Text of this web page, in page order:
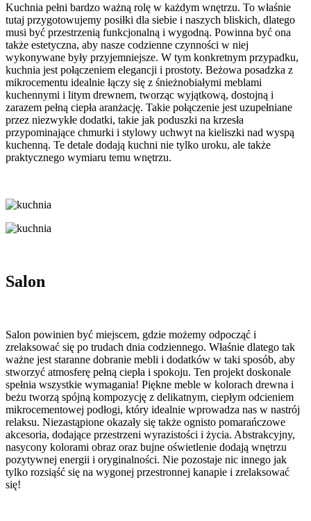
Kuchnia pełni bardzo ważną rolę w każdym wnętrzu. To właśnie
tutaj przygotowujemy posiłki dla siebie i naszych bliskich, dlatego
musi być przestrzenią funkcjonalną i wygodną. Powinna być ona
także estetyczna, aby nasze codzienne czynności w niej
wykonywane były przyjemniejsze. W tym konkretnym przypadku,
kuchnia jest połączeniem elegancji i prostoty. Beżowa posadzka z
mikrocementu idealnie łączy się z śnieżnobiałymi meblami
kuchennymi i litym drewnem, tworząc wyjątkową, dostojną i
zarazem pełną ciepła aranżację. Takie połączenie jest uzupełniane
przez niezwykłe dodatki, takie jak poduszki na krzesła
przypominające chmurki i stylowy uchwyt na kieliszki nad wyspą
kuchenną. Te detale dodają kuchni nie tylko uroku, ale także
praktycznego wymiaru temu wnętrzu.
Salon
Salon powinien być miejscem, gdzie możemy odpocząć i
zrelaksować się po trudach dnia codziennego. Właśnie dlatego tak
ważne jest staranne dobranie mebli i dodatków w taki sposób, aby
stworzyć atmosferę pełną ciepła i spokoju. Ten projekt doskonale
spełnia wszystkie wymagania! Piękne meble w kolorach drewna i
beżu tworzą spójną kompozycję z delikatnym, ciepłym odcieniem
mikrocementowej podłogi, który idealnie wprowadza nas w nastrój
relaksu. Niezastąpione okazały się także ognisto pomarańczowe
akcesoria, dodające przestrzeni wyrazistości i życia. Abstrakcyjny,
nasycony kolorami obraz oraz bujne oświetlenie dodają wnętrzu
pozytywnej energii i oryginalności. Nie pozostaje nic innego jak
tylko rozsiąść się na wygonej przestronnej kanapie i zrelaksować
się!